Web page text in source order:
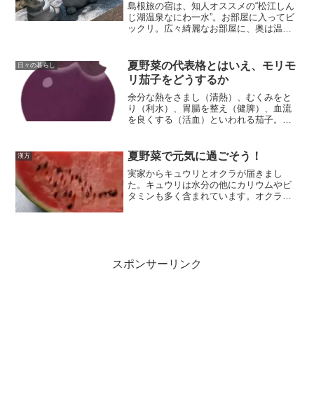
島根旅の宿は、知人オススメの“松江しん
じ湖温泉なにわ一水”。お部屋に入ってビ
ックリ。広々綺麗なお部屋に、奥は温泉
もうた。」と。温泉の後のお食事にも期
待が高まります！季節...
日々の暮らし
夏野菜の代表格とはいえ、モリモ
リ茄子をどうするか
余分な熱をさまし（清熱）、むくみをと
り（利水）、胃腸を整え（健脾）、血流
を良くする（活血）といわれる茄子。夏
漢方 夏野菜で元気に過ごそう！
実家からキュウリとオクラが届きまし
た。キュウリは水分の他にカリウムやビ
タミンも多く含まれています。オクラの
スポンサーリンク